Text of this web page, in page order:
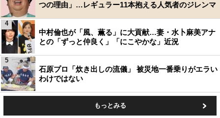
つの理由」…レギュラー11本抱える人気者のジレンマ
中村倫也が「風、薫る」に大貢献…妻・水卜麻美アナ
との「ずっと仲良く」「にこやかな」近況
4
石原プロ「炊き出しの流儀」 被災地一番乗りがエラい
わけではない
5
もっとみる